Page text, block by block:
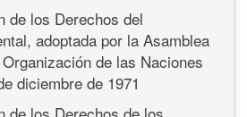
de los Derechos del
adoptada por la Asamblea
de las Naciones
diciembre de 1971
de los Derechos de los